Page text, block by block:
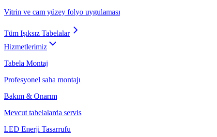
Vitrin ve cam yüzey folyo uygulaması
Tüm Işıksız Tabelalar
Hizmetlerimiz
Tabela Montaj
Profesyonel saha montajı
Bakım & Onarım
Mevcut tabelalarda servis
LED Enerji Tasarrufu